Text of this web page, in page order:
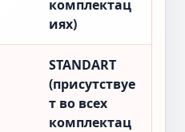
комплектац
иях)
STANDART
(присутствуе
т во всех
комплектац